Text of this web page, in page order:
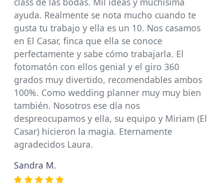
ayuda. Realmente se nota mucho cuando te
gusta tu trabajo y ella es un 10. Nos casamos
en El Casar, finca que ella se conoce
perfectamente y sabe cómo trabajarla. El
fotomatón con ellos genial y el giro 360
grados muy divertido, recomendables ambos
100%. Como wedding planner muy muy bien
también. Nosotros ese día nos
despreocupamos y ella, su equipo y Miriam (El
Casar) hicieron la magia. Eternamente
agradecidos Laura.
Sandra M.